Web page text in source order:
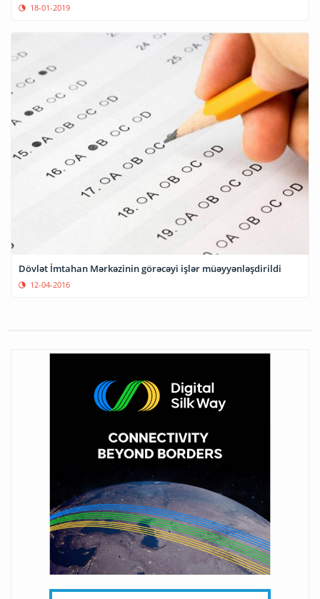
18-01-2019
Dövlət İmtahan Mərkəzinin görəcəyi işlər müəyyənləşdirildi
12-04-2016